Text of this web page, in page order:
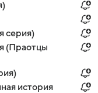
серия)
(Праотцы
история